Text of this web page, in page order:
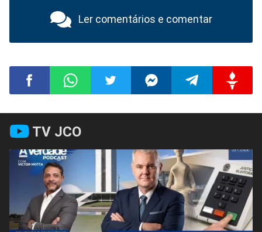
Ler comentários e comentar
Compartilhar
no
Facebook
no
Whatsapp
no
Twitter
no
Messenger
no
Telegram
no
Gettr
TV JCO